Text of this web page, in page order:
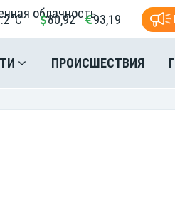
80,92 93,19
ПРОИСШЕСТВИЯ